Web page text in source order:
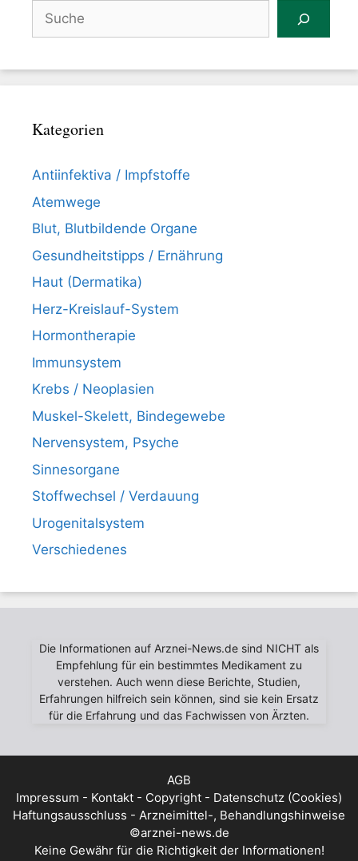
Suchen
Kategorien
Antiinfektiva / Impfstoffe
Atemwege
Blut, Blutbildende Organe
Gesundheitstipps / Ernährung
Haut (Dermatika)
Herz-Kreislauf-System
Hormontherapie
Immunsystem
Krebs / Neoplasien
Muskel-Skelett, Bindegewebe
Nervensystem, Psyche
Sinnesorgane
Stoffwechsel / Verdauung
Urogenitalsystem
Verschiedenes
Die Informationen auf Arznei-News.de sind NICHT als
Empfehlung für ein bestimmtes Medikament zu
verstehen. Auch wenn diese Berichte, Studien,
Erfahrungen hilfreich sein können, sind sie kein Ersatz
für die Erfahrung und das Fachwissen von Ärzten.
AGB
Impressum - Kontakt - Copyright - Datenschutz (Cookies)
Haftungsausschluss - Arzneimittel-, Behandlungshinweise
©arznei-news.de
Keine Gewähr für die Richtigkeit der Informationen!